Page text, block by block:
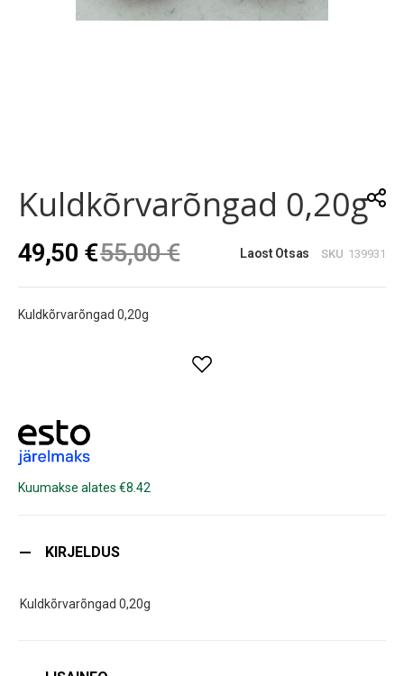
beginning
of
images
gallery
Kuldkõrvarõngad 0,20g
49,50 €55,00 € Laost Otsas SKU 139931
Kuldkõrvarõngad 0,20g
Kuumakse alates €8.42
KIRJELDUS
Kuldkõrvarõngad 0,20g